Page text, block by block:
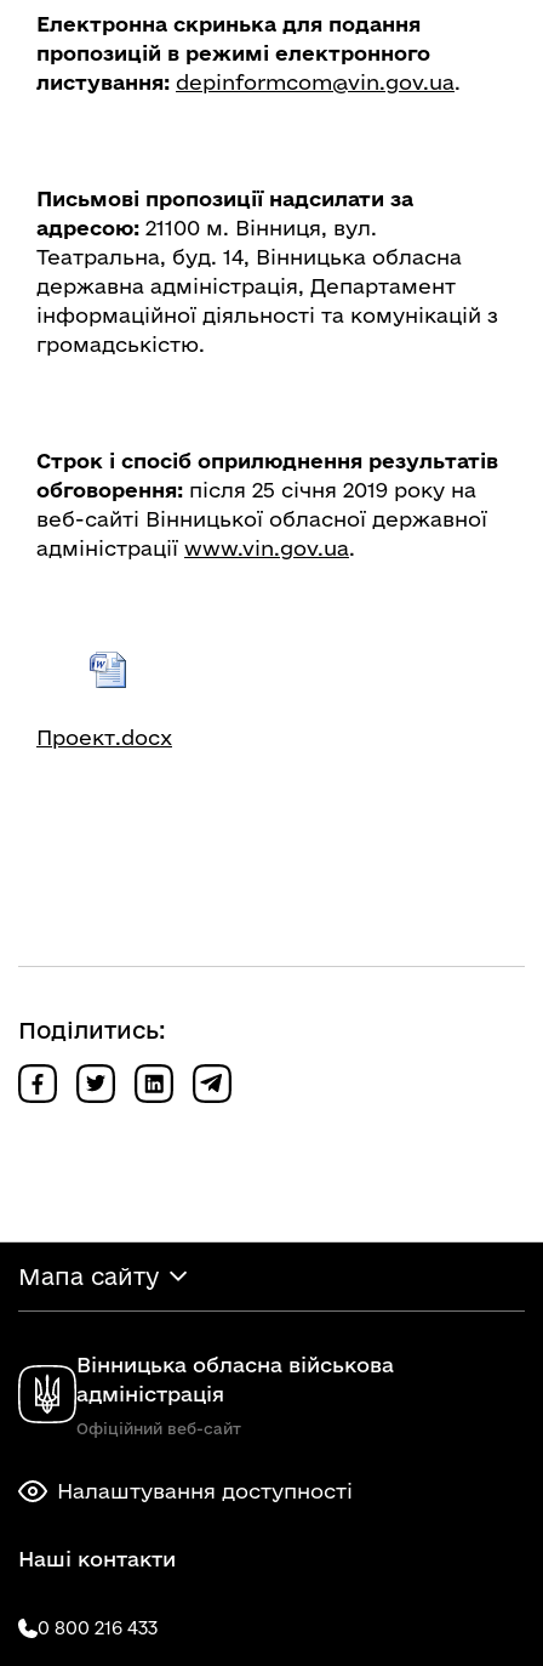
Електронна скринька для подання
пропозицій в режимі електронного
листування: depinformcom@vin.gov.ua.
Письмові пропозиції надсилати за
адресою: 21100 м. Вінниця, вул.
Театральна, буд. 14, Вінницька обласна
державна адміністрація, Департамент
інформаційної діяльності та комунікацій з
громадськістю.
Строк і спосіб оприлюднення результатів
обговорення: після 25 січня 2019 року на
веб-сайті Вінницької обласної державної
адміністрації www.vin.gov.ua.
Проект.docx
Поділитись:
Мапа сайту
Вінницька обласна військова
адміністрація
Офіційний веб-сайт
Налаштування доступності
Наші контакти
0 800 216 433